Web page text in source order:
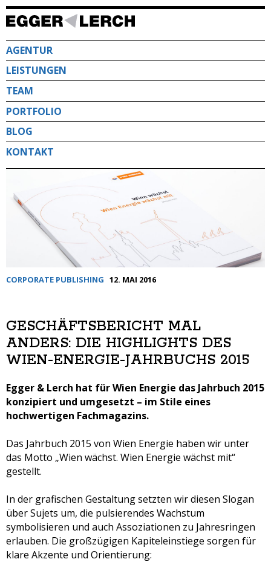
Direkt
zum
AGENTUR
LEISTUNGEN
TEAM
PORTFOLIO
BLOG
KONTAKT
CORPORATE PUBLISHING 12. MAI 2016
GESCHÄFTSBERICHT MAL
ANDERS: DIE HIGHLIGHTS DES
WIEN-ENERGIE-JAHRBUCHS 2015
Egger & Lerch hat für Wien Energie das Jahrbuch 2015
konzipiert und umgesetzt – im Stile eines
hochwertigen Fachmagazins.
Das Jahrbuch 2015 von Wien Energie haben wir unter
das Motto „Wien wächst. Wien Energie wächst mit“
gestellt.
In der grafischen Gestaltung setzten wir diesen Slogan
über Sujets um, die pulsierendes Wachstum
symbolisieren und auch Assoziationen zu Jahresringen
erlauben. Die großzügigen Kapiteleinstiege sorgen für
klare Akzente und Orientierung: